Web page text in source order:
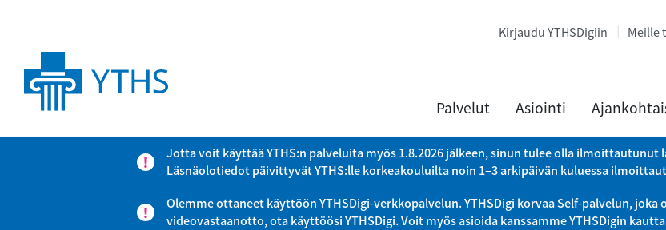
Kirjaudu YTHSDigiin Meille
Palvelut Asiointi
Jotta voit käyttää YTHS:n palveluita myös 1.8.2026 jälkeen, sinun tulee olla ilmoittautunut
Läsnäolotiedot päivittyvät YTHS:lle korkeakouluilta noin 1–3 arkipäivän kuluessa
Olemme ottaneet käyttöön YTHSDigi-verkkopalvelun. YTHSDigi korvaa Self-palvelun,
videovastaanotto, ota käyttöösi YTHSDigi. Voit myös asioida kanssamme YTHSDigin